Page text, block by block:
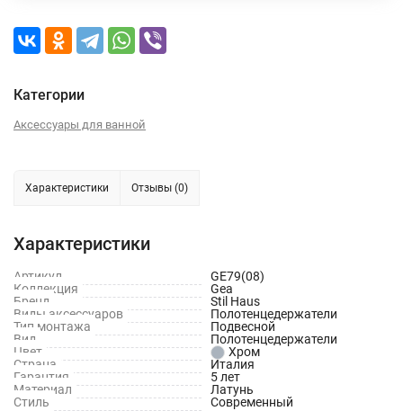
Категории
Аксессуары для ванной
Характеристики Отзывы (0)
Характеристики
Артикул
GE79(08)
Коллекция
Gea
Бренд
Stil Haus
Виды аксессуаров
Полотенцедержатели
Тип монтажа
Подвесной
Вид
Полотенцедержатели
Цвет
Хром
Страна
Италия
Гарантия
5 лет
Материал
Латунь
Стиль
Современный